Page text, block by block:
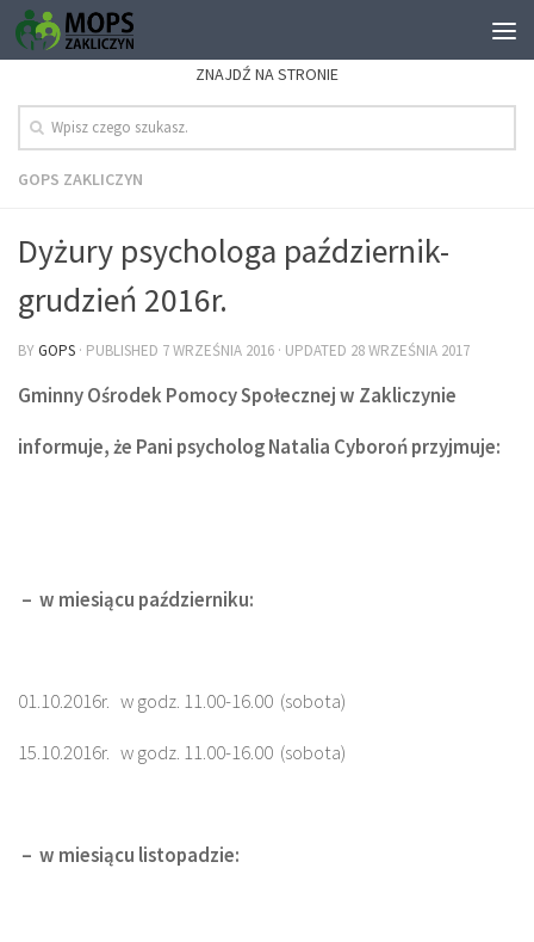
ZNAJDŹ NA STRONIE
GOPS ZAKLICZYN
Dyżury psychologa październik-
grudzień 2016r.
BYGOPS · PUBLISHED 7 WRZEŚNIA 2016 · UPDATED 28 WRZEŚNIA 2017
Gminny Ośrodek Pomocy Społecznej w Zakliczynie
informuje, że Pani psycholog Natalia Cyboroń przyjmuje:
– w miesiącu październiku:
01.10.2016r. w godz. 11.00-16.00 (sobota)
15.10.2016r. w godz. 11.00-16.00 (sobota)
– w miesiącu listopadzie: